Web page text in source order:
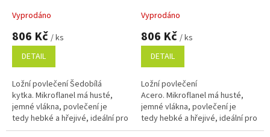
Vyprodáno
806 Kč / ks
DETAIL
Ložní povlečení Šedobílá
kytka. Mikroflanel má husté,
jemné vlákna, povlečení je
tedy hebké a hřejivé, ideální pro
chladné období roku. Rozměr
Vyprodáno
806 Kč / ks
DETAIL
Ložní povlečení
Acero. Mikroflanel má husté,
jemné vlákna, povlečení je
tedy hebké a hřejivé, ideální pro
chladné období roku. Rozměr